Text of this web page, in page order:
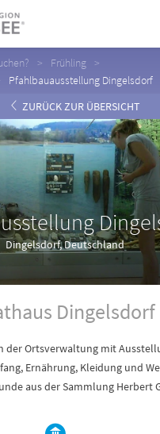
Frühling
Pfahlbauausstellung Dingelsdorf
ZURÜCK ZUR ÜBERSICHT
Dingelsdorf, Deutschland
Dingelsdorf
der Ortsverwaltung mit
Ernährung, Kleidung und
aus der Sammlung Herbert